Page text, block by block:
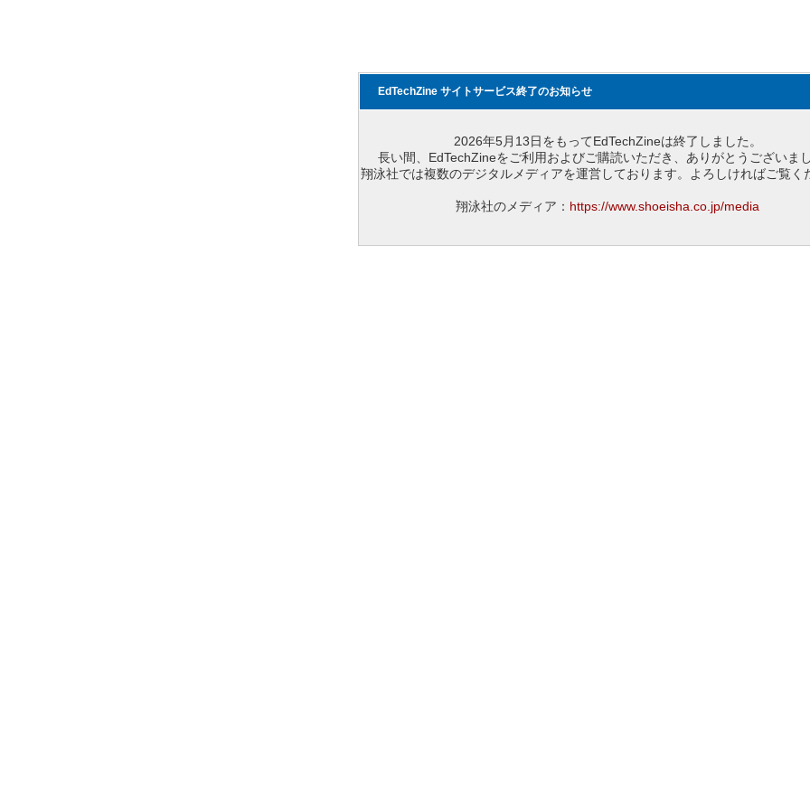
EdTechZine サイトサービス終了のお知らせ
2026年5月13日をもってEdTechZineは終了しました。
長い間、EdTechZineをご利用およびご購読いただき、ありがとうございまし
翔泳社では複数のデジタルメディアを運営しております。よろしければご覧く
翔泳社のメディア： https://www.shoeisha.co.jp/media